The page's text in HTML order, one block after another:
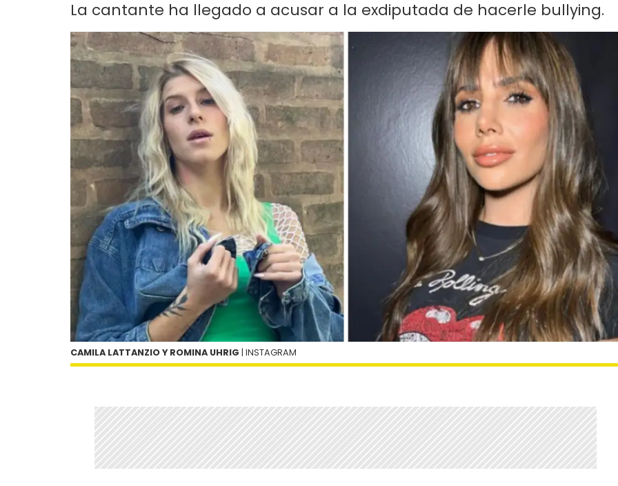
La cantante ha llegado a acusar a la exdiputada de hacerle bullying.
CAMILA LATTANZIO Y ROMINA UHRIG | INSTAGRAM